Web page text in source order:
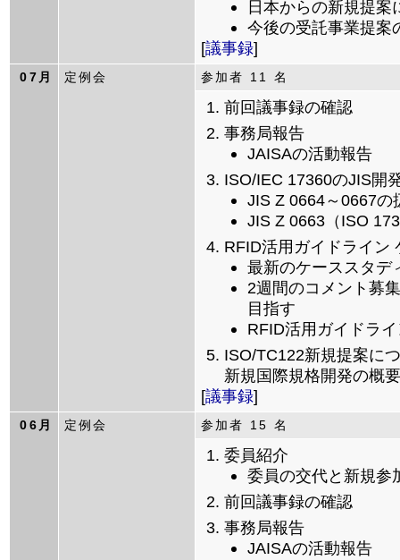
日本からの新規提案
今後の受託事業提案
[議事録]
07月 定例会 参加者 11 名
前回議事録の確認
事務局報告
JAISAの活動報告
ISO/IEC 17360のJIS開
JIS Z 0664～0667の
JIS Z 0663（ISO
RFID活用ガイドライン
最新のケーススタデ
2週間のコメント募
目指す
RFID活用ガイドラ
ISO/TC122新規提案に
新規国際規格開発の概
[議事録]
06月 定例会 参加者 15 名
委員紹介
委員の交代と新規参
前回議事録の確認
事務局報告
JAISAの活動報告